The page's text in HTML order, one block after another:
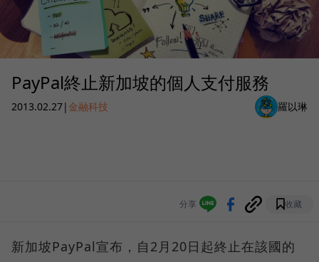
PayPal終止新加坡的個人支付服務
2013.02.27|金融科技 羅以琳
分享 收藏
新加坡PayPal宣布，自2月20日起終止在該國的